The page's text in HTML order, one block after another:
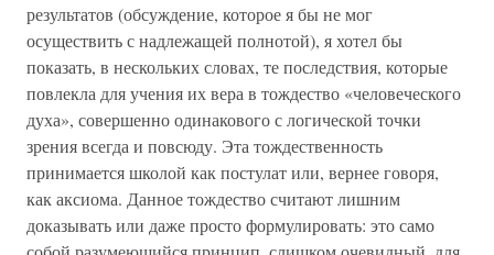
результатов (обсуждение, которое я бы не мог
осуществить с надлежащей полнотой), я хотел бы
показать, в нескольких словах, те последствия, которые
повлекла для учения их вера в тождество «человеческого
духа», совершенно одинакового с логической точки
зрения всегда и повсюду. Эта тождественность
принимается школой как постулат или, вернее говоря,
как аксиома. Данное тождество считают лишним
доказывать или даже просто формулировать: это само